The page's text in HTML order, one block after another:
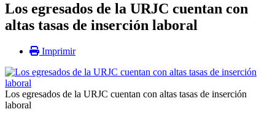
Los egresados de la URJC cuentan con
altas tasas de inserción laboral
Imprimir
Los egresados de la URJC cuentan con altas tasas de inserción
laboral